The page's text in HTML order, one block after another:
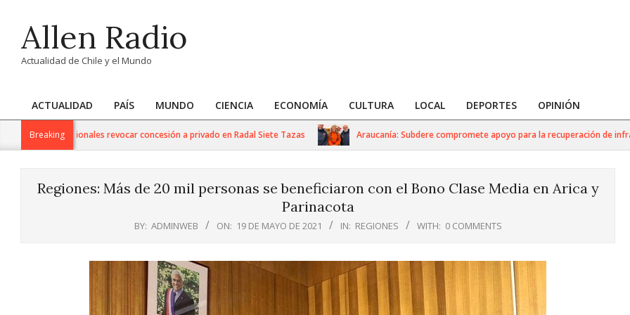
contentAllen Radio
Actualidad de Chile y el Mundo
Primary
Navigation
ACTUALIDAD PAÍS MUNDO CIENCIA ECONOMÍA CULTURA LOCAL DEPORTES OPINIÓN
Breaking
Bienes Nacionales revocar concesión a privado en Radal Siete Tazas Araucanía: Subdere compromete apoyo para la recuperación de
Regiones: Más de 20 mil personas se beneficiaron con el Bono Clase Media en Arica y
Parinacota
BY: ADMINWEB ON: 19 DE MAYO DE 2021 IN: REGIONES WITH: 0 COMMENTS